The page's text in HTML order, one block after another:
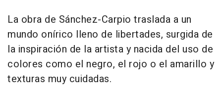
La obra de Sánchez-Carpio traslada a un
mundo onírico lleno de libertades, surgida de
la inspiración de la artista y nacida del uso de
colores como el negro, el rojo o el amarillo y
texturas muy cuidadas.